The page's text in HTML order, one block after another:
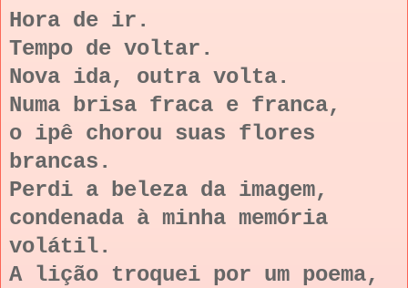
Hora de ir.
Tempo de voltar.
Nova ida, outra volta.
Numa brisa fraca e franca,
o ipê chorou suas flores
brancas.
Perdi a beleza da imagem,
condenada à minha memória
volátil.
A lição troquei por um poema,